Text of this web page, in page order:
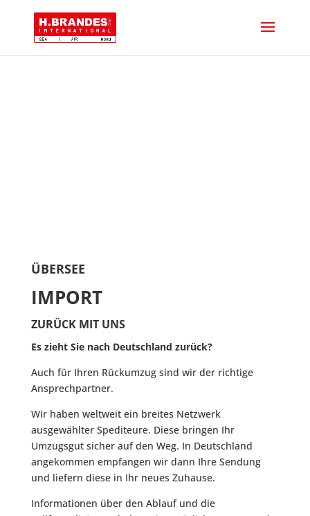
ÜBERSEE
IMPORT
ZURÜCK MIT UNS
Es zieht Sie nach Deutschland zurück?
Auch für Ihren Rückumzug sind wir der richtige
Ansprechpartner.
Wir haben weltweit ein breites Netzwerk
ausgewählter Spediteure. Diese bringen Ihr
Umzugsgut sicher auf den Weg. In Deutschland
angekommen empfangen wir dann Ihre Sendung
und liefern diese in Ihr neues Zuhause.
Informationen über den Ablauf und die